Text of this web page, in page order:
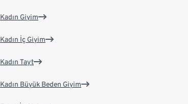
Kadın Giyim
Kadın İç Giyim
Kadın Tayt
Kadın Büyük Beden Giyim